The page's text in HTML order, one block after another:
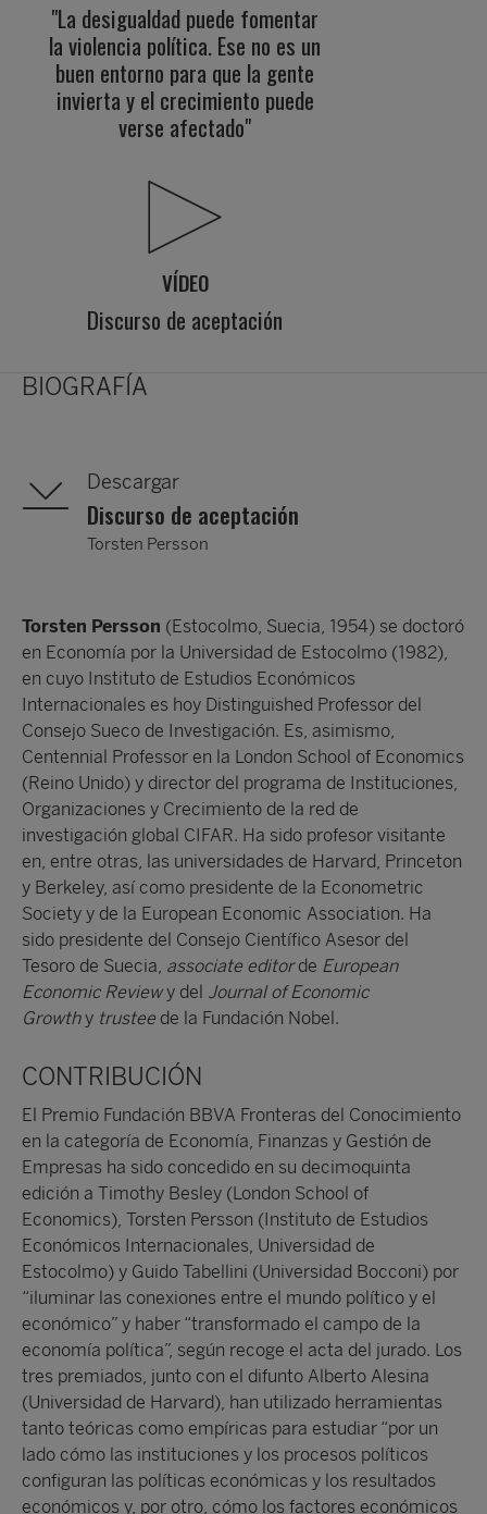
"La desigualdad puede fomentar
la violencia política. Ese no es un
buen entorno para que la gente
invierta y el crecimiento puede
verse afectado"
VÍDEO
Discurso de aceptación
BIOGRAFÍA
Descargar
Discurso de aceptación
Torsten Persson
Torsten Persson (Estocolmo, Suecia, 1954) se doctoró
en Economía por la Universidad de Estocolmo (1982),
en cuyo Instituto de Estudios Económicos
Internacionales es hoy Distinguished Professor del
Consejo Sueco de Investigación. Es, asimismo,
Centennial Professor en la London School of Economics
(Reino Unido) y director del programa de Instituciones,
Organizaciones y Crecimiento de la red de
investigación global CIFAR. Ha sido profesor visitante
en, entre otras, las universidades de Harvard, Princeton
y Berkeley, así como presidente de la Econometric
Society y de la European Economic Association. Ha
sido presidente del Consejo Científico Asesor del
Tesoro de Suecia, associate editorde European
Economic Reviewy del Journal of Economic
Growthy trustee de la Fundación Nobel.
CONTRIBUCIÓN
El Premio Fundación BBVA Fronteras del Conocimiento
en la categoría de Economía, Finanzas y Gestión de
Empresas ha sido concedido en su decimoquinta
edición a Timothy Besley (London School of
Economics), Torsten Persson (Instituto de Estudios
Económicos Internacionales, Universidad de
Estocolmo) y Guido Tabellini (Universidad Bocconi) por
“iluminar las conexiones entre el mundo político y el
económico” y haber “transformado el campo de la
economía política”, según recoge el acta del jurado. Los
tres premiados, junto con el difunto Alberto Alesina
(Universidad de Harvard), han utilizado herramientas
tanto teóricas como empíricas para estudiar “por un
lado cómo las instituciones y los procesos políticos
configuran las políticas económicas y los resultados
económicos y, por otro, cómo los factores económicos